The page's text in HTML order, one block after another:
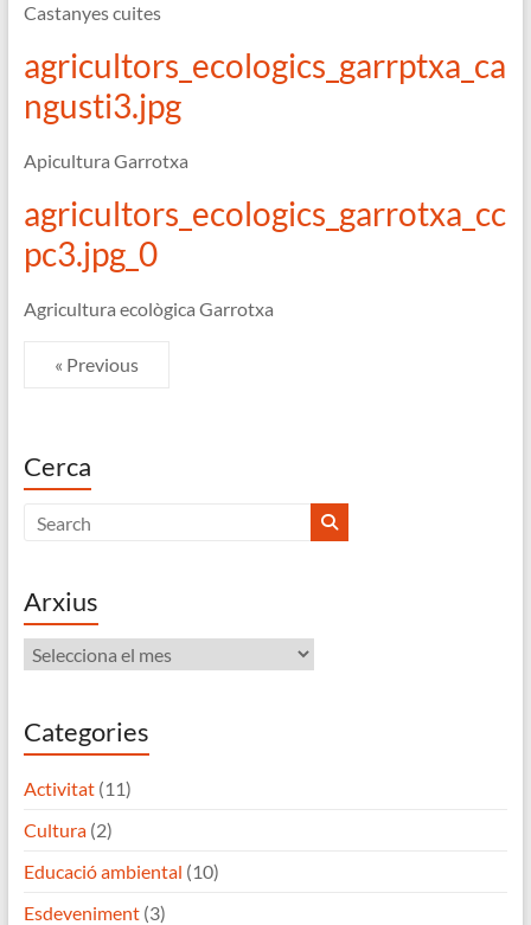
institucions.
Castanyes cuites
agricultors_ecologics_garrptxa_ca
ngusti3.jpg
Apicultura Garrotxa
agricultors_ecologics_garrotxa_cc
pc3.jpg_0
Agricultura ecològica Garrotxa
« Previous
Cerca
Arxius
Arxius
Categories
Activitat(11)
Cultura(2)
Educació ambiental (10)
Esdeveniment(3)